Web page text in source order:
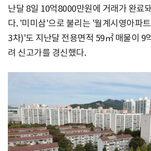
난달 8일 10억8000만원에 거래가 완료
다. '미미삼'으로 불리는 '월계시영아파
3차)'도 지난달 전용면적 59㎡ 매물이 9
려 신고가를 경신했다.